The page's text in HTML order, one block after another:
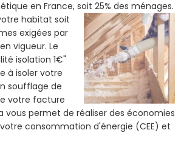
en France, soit 25% des ménages.
habitat soit
exigées par
vigueur. Le
isolation 1€"
à isoler votre
soufflage de
votre facture
vous permet de réaliser des économies
consommation d'énergie (CEE) et